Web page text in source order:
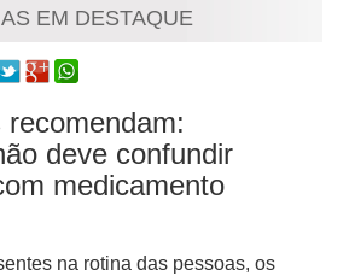
EM DESTAQUE
recomendam:
deve confundir
medicamento
na rotina das pessoas, os